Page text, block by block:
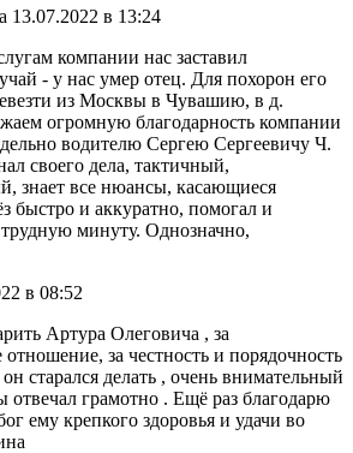
13.07.2022 в 13:24
компании нас заставил
- у нас умер отец. Для похорон его
из Москвы в Чувашию, в д.
огромную благодарность компании
водителю Сергею Сергеевичу Ч.
своего дела, тактичный,
знает все нюансы, касающиеся
быстро и аккуратно, помогал и
минуту. Однозначно,
в 08:52
Артура Олеговича , за
отношение, за честность и порядочность
старался делать , очень внимательный
отвечал грамотно . Ещё раз благодарю
ему крепкого здоровья и удачи во